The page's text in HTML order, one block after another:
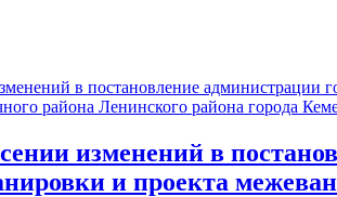
в постановление администрации
района Ленинского района города
изменений в
и проекта